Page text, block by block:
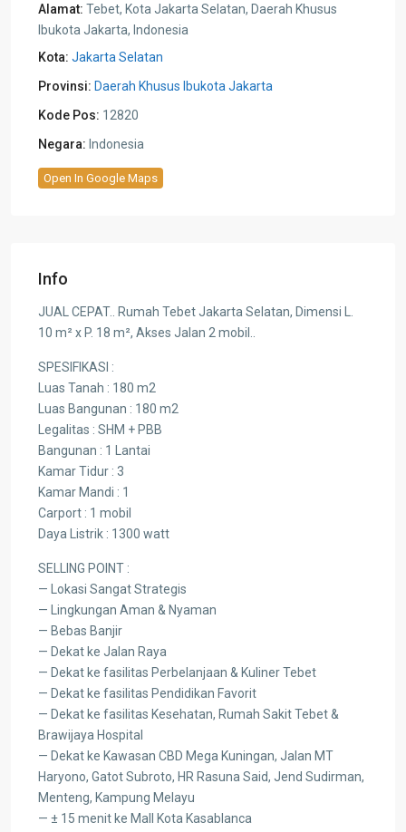
Alamat: Tebet, Kota Jakarta Selatan, Daerah Khusus
Ibukota Jakarta, Indonesia
Kota: Jakarta Selatan
Provinsi: Daerah Khusus Ibukota Jakarta
Kode Pos: 12820
Negara: Indonesia
Open In Google Maps
Info
JUAL CEPAT.. Rumah Tebet Jakarta Selatan, Dimensi L.
10 m² x P. 18 m², Akses Jalan 2 mobil..
SPESIFIKASI :
Luas Tanah : 180 m2
Luas Bangunan : 180 m2
Legalitas : SHM + PBB
Bangunan : 1 Lantai
Kamar Tidur : 3
Kamar Mandi : 1
Carport : 1 mobil
Daya Listrik : 1300 watt
SELLING POINT :
— Lokasi Sangat Strategis
— Lingkungan Aman & Nyaman
— Bebas Banjir
— Dekat ke Jalan Raya
— Dekat ke fasilitas Perbelanjaan & Kuliner Tebet
— Dekat ke fasilitas Pendidikan Favorit
— Dekat ke fasilitas Kesehatan, Rumah Sakit Tebet &
Brawijaya Hospital
— Dekat ke Kawasan CBD Mega Kuningan, Jalan MT
Haryono, Gatot Subroto, HR Rasuna Said, Jend Sudirman,
Menteng, Kampung Melayu
— ± 15 menit ke Mall Kota Kasablanca